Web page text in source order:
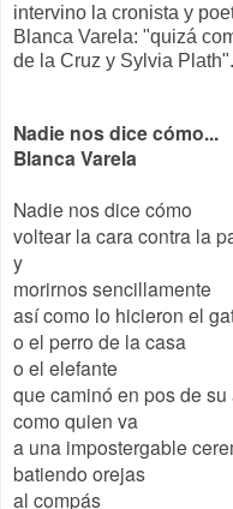
intervino la cronista y
Blanca Varela: "quizá
de la Cruz y Sylvia Plath".
Nadie nos dice cómo...
Blanca Varela
Nadie nos dice cómo
voltear la cara contra la
y
morirnos sencillamente
así como lo hicieron el
o el perro de la casa
o el elefante
que caminó en pos de su
como quien va
a una impostergable
batiendo orejas
al compás